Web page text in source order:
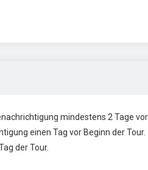
mindestens 2 Tage vor
einen Tag vor Beginn der Tour.
der Tour.